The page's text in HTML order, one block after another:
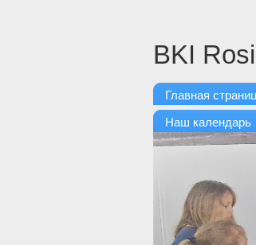
BKI
Главная
Наш календарь